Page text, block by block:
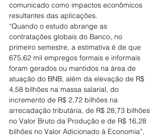
comunicado como impactos econômicos
resultantes das aplicações.
“Quando o estudo abrange as
contratações globais do Banco, no
primeiro semestre, a estimativa é de que
675,62 mil empregos formais e informais
foram gerados ou mantidos na área de
atuação do BNB, além da elevação de R$
4,58 bilhões na massa salarial, do
incremento de R$ 2,72 bilhões na
arrecadação tributária, de R$ 28,73 bilhões
no Valor Bruto da Produção e de R$ 16,28
bilhões no Valor Adicionado à Economia”,